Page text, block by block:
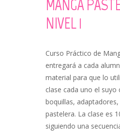
MANGA
NIVEL 1
Curso Práctico de
entregará a cada
material para que lo
clase cada uno el
boquillas,
pastelera. La clase es
siguiendo una